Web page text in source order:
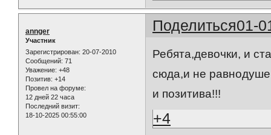
Поделиться01-
annger
Участник
Зарегистрирован: 20-07-2010
Сообщений: 71
Уважение: +48
Позитив: +14
Провел на форуме:
12 дней 22 часа
Последний визит:
18-10-2025 00:55:00
Ребята,девочки, и
сюда,и не
и позитива!!!
+4